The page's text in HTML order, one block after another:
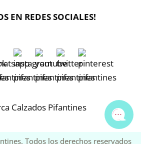
EN REDES SOCIALES!
Todos los derechos reservados
📞 Contactar Whatsapp
📧 Enviar mensaje
📦 Seguimiento de mi pedido